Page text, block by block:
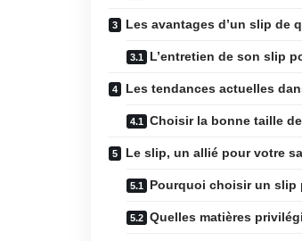
Les avantages d’un slip de
L’entretien de son slip
Les tendances actuelles
Choisir la bonne taille
Le slip, un allié pour votre
Pourquoi choisir un slip
Quelles matières